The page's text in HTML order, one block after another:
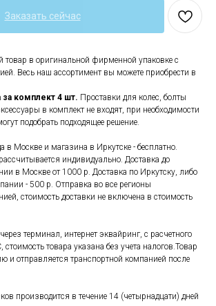
Заказать сейчас
товар в оригинальной фирменной упаковке с
Весь наш ассортимент вы можете приобрести в
за комплект 4 шт. Проставки для колес, болты
в комплект не входят, при необходимости
подобрать подходящее решение.
в Москве и магазина в Иркутске - бесплатно.
индивидуально. Доставка до
в Москве от 1000 р. Доставка по Иркутску, либо
- 500 р. Отправка во все регионы
стоимость доставки не включена в стоимость
терминал, интернет эквайринг, с расчетного
товара указана без учета налогов.Товар
и отправляется транспортной компанией после
производится в течение 14 (четырнадцати) дней